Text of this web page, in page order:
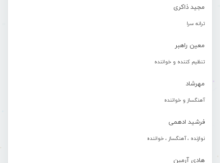
مجید ذاکری
ترانه سرا
معین راهبر
تنظیم کننده و خواننده
مهرشاد
آهنگساز و خواننده
فرشید ادهمی
نوازنده ، آهنگساز ، خواننده
هادی آرمین